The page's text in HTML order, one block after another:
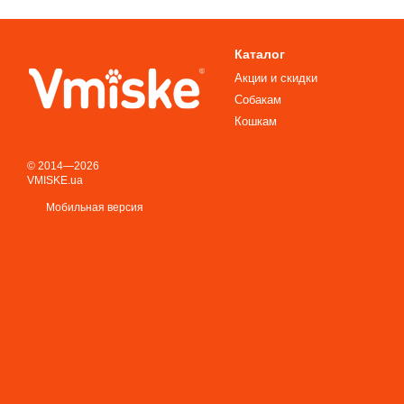
© 2014—2026
VMISKE.ua
Мобильная версия
Каталог
Акции и скидки
Собакам
Кошкам